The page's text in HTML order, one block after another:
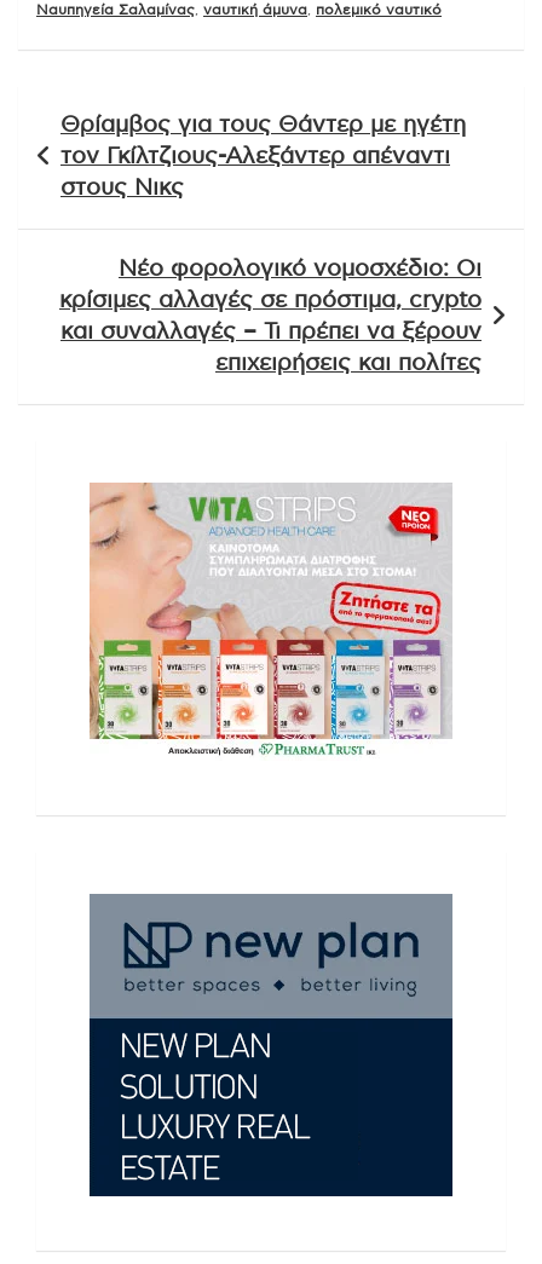
Ναυπηγεία Σαλαμίνας ναυτική άμυνα πολεμικό ναυτικό
άρθρων
Θρίαμβος για τους Θάντερ με ηγέτη
τον Γκίλτζιους-Αλεξάντερ απέναντι
στους Νικς
Νέο φορολογικό νομοσχέδιο: Οι
κρίσιμες αλλαγές σε πρόστιμα, crypto
και συναλλαγές – Τι πρέπει να ξέρουν
επιχειρήσεις και πολίτες